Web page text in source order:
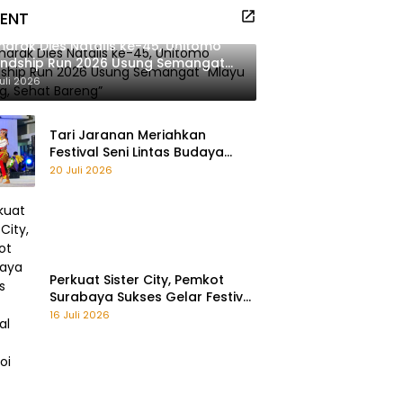
Dies Natalis ke-45, Unitomo
Run 2026 Usung Semangat
Bareng, Sehat Bareng”
2026
Tari Jaranan Meriahkan
Festival Seni Lintas Budaya
2026 di Surabaya
20 Juli 2026
Perkuat Sister City, Pemkot
Surabaya Sukses Gelar Festival
Remo Yosakoi 2026
16 Juli 2026